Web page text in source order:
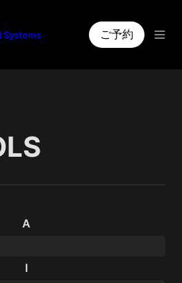
Systems ご予約
A
I